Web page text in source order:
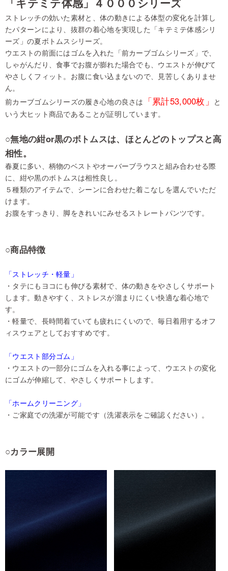
ストレッチの効いた素材と、体の動きによる体型の変化を計算し
たパターンにより、抜群の着心地を実現した「キテミテ体感シリ
ーズ」の夏ボトムスシリーズ。
ウエストの前面にはゴムを入れた「前カーブゴムシリーズ」で、
しゃがんだり、食事でお腹が膨れた場合でも、ウエストが伸びて
やさしくフィット。お腹に食い込まないので、見苦しくありませ
ん。
前カーブゴムシリーズの履き心地の良さは 「累計53,000枚」 と
いう大ヒット商品であることが証明しています。
○無地の紺or黒のボトムスは、ほとんどのトップスと高
相性。
春夏に多い、柄物のベストやオーバーブラウスと組み合わせる際
に、紺や黒のボトムスは相性良し。
５種類のアイテムで、シーンに合わせた着こなしを選んでいただ
けます。
お腹をすっきり、脚をきれいにみせるストレートパンツです。
○商品特徴
「ストレッチ・軽量」
・タテにもヨコにも伸びる素材で、体の動きをやさしくサポート
します。動きやすく、ストレスが溜まりにくい快適な着心地で
す。
・軽量で、長時間着ていても疲れにくいので、毎日着用するオフ
ィスウェアとしておすすめです。
「ウエスト部分ゴム」
・ウエストの一部分にゴムを入れる事によって、ウエストの変化
にゴムが伸縮して、やさしくサポートします。
「ホームクリーニング」
・ご家庭での洗濯が可能です（洗濯表示をご確認ください）。
○カラー展開